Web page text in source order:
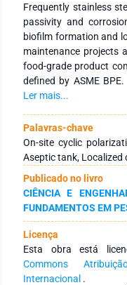
Frequently stainless
passivity and
biofilm formation and
maintenance projects
food-grade product
defined by ASME
testing are limited to
potential and on-site
conducted using a
of passivation was
performed before
protocol be made. The
measurements
degraded and
response to aseptic
circuit potential
were considered
maintenance projects
Ler mais...
Palavras-chave
On-site cyclic
Aseptic tank,
Publicado no livro
CIÊNCIA E
FUNDAMENTOS EM
Licença
Esta obra está
Commons
Internacional .